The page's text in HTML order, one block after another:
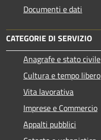
Documenti e dati
CATEGORIE DI SERVIZIO
Anagrafe e stato civile
Cultura e tempo libero
Vita lavorativa
Imprese e Commercio
Appalti pubblici